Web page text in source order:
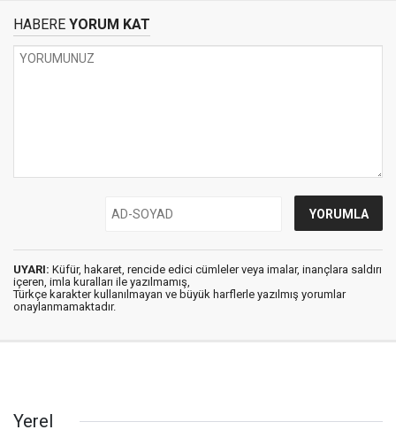
HABERE YORUM KAT
UYARI: Küfür, hakaret, rencide edici cümleler veya imalar, inançlara saldırı
içeren, imla kuralları ile yazılmamış,
Türkçe karakter kullanılmayan ve büyük harflerle yazılmış yorumlar
onaylanmamaktadır.
Yerel